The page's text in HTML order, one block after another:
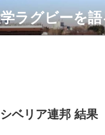
ラグビーを
ベリア連邦 結果